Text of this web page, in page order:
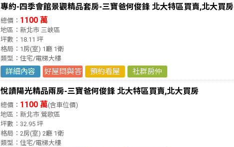
專約-四季會館景觀精品套房-三寶爸何俊鋒 北大特區買賣,北大買房
總價： 1100 萬
地區：新北市 三峽區
坪數：18.11 坪
格局：1房(室) 1廳 1衛
類型：住宅/電梯大樓
詳細內容 好屋問與答 預約看屋 社群房仲
悅讀陽光精品兩房-三寶爸何俊鋒 北大特區買賣,北大買房
總價： 1100 萬(含車位價)
地區：新北市 鶯歌區
坪數：32.95 坪
格局：2房(室) 2廳 1衛
類型：住宅/電梯大樓